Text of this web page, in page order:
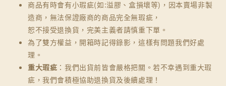
商品有時會有小瑕疵(如:溢膠、盒損壞等)，因本賣場非製
造商，無法保證廠商的商品完全無瑕疵，
恕不接受退換貨，完美主義者請慎重下單。
為了雙方權益，開箱時記得錄影，這樣有問題我們好處
理。
重大瑕疵 ：我們出貨前皆會嚴格把關。若不幸遇到重大瑕
疵，我們會積極協助退換貨及後續處理！